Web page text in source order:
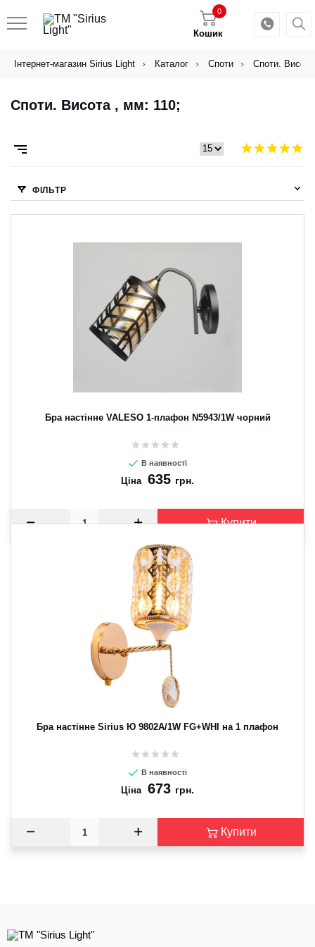
Кошик
0
Інтернет-магазин Sirius Light Каталог Споти Споти.
Споти. Висота , мм: 110;
ФІЛЬТР
Бра настінне VALESO 1-плафон N5943/1W чорний
В наявності
Ціна 635 грн.
Купити
Бра настінне Sirius Ю 9802A/1W FG+WHI на 1 плафон
В наявності
Ціна 673 грн.
Купити
CANCEL